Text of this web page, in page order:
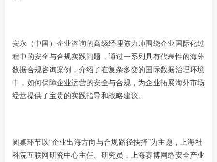
安永（中国）企业咨询的高级经理陈力帅围绕企业国际化过
程中的安全与合规实践问题，通过一系列具有代表性的海外
数据合规咨询案例，介绍了在复杂多变的国际数据治理环境
中，如何保障企业运营的安全与合规，为企业拓展海外市场
经营提供了宝贵的实践指导和战略建议。
圆桌环节以“企业出海方向与合规路径抉择”为主题，上海社
科院互联网研究中心主任、研究员，上海赛博网络安全产业